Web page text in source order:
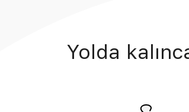
Yolda